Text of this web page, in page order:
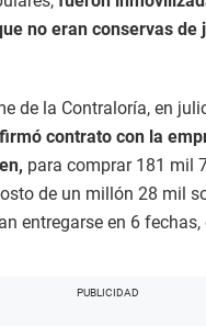
no eran conservas de
de la Contraloría, en
contrato con la
para comprar 181 mil
de un millón 28 mil
entregarse en 6